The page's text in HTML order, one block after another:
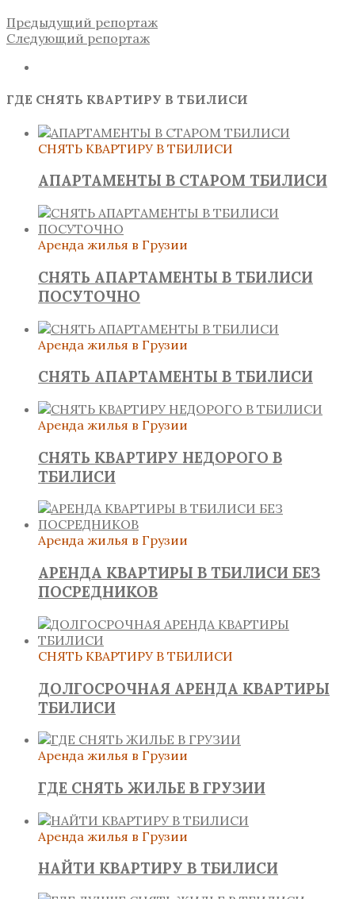
Предыдущий репортаж
Следующий репортаж
ГДЕ СНЯТЬ КВАРТИРУ В ТБИЛИСИ
СНЯТЬ КВАРТИРУ В ТБИЛИСИ
АПАРТАМЕНТЫ В СТАРОМ ТБИЛИСИ
Аренда жилья в Грузии
СНЯТЬ АПАРТАМЕНТЫ В ТБИЛИСИ
ПОСУТОЧНО
Аренда жилья в Грузии
СНЯТЬ АПАРТАМЕНТЫ В ТБИЛИСИ
Аренда жилья в Грузии
СНЯТЬ КВАРТИРУ НЕДОРОГО В
ТБИЛИСИ
Аренда жилья в Грузии
АРЕНДА КВАРТИРЫ В ТБИЛИСИ БЕЗ
ПОСРЕДНИКОВ
СНЯТЬ КВАРТИРУ В ТБИЛИСИ
ДОЛГОСРОЧНАЯ АРЕНДА КВАРТИРЫ
ТБИЛИСИ
Аренда жилья в Грузии
ГДЕ СНЯТЬ ЖИЛЬЕ В ГРУЗИИ
Аренда жилья в Грузии
НАЙТИ КВАРТИРУ В ТБИЛИСИ